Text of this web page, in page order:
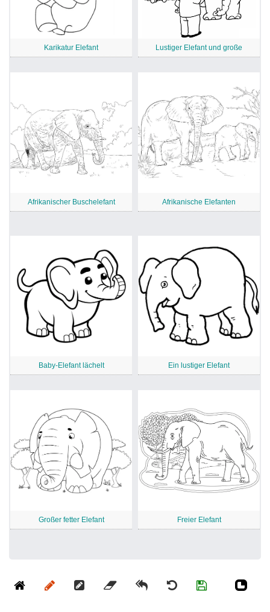
Karikatur Elefant Lustiger Elefant und große
Afrikanischer Buschelefant Afrikanische Elefanten
Baby-Elefant lächelt Ein lustiger Elefant
Großer fetter Elefant Freier Elefant